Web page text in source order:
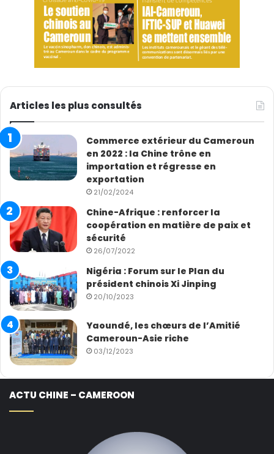
Articles les plus consultés
Commerce extérieur du Cameroun
en 2022 : la Chine trône en
importation et régresse en
exportation
21/02/2024
Chine-Afrique : renforcer la
coopération en matière de paix et
sécurité
26/07/2022
Nigéria : Forum sur le Plan du
président chinois Xi Jinping
20/10/2023
Yaoundé, les chœurs de l’Amitié
Cameroun-Asie riche
03/12/2023
ACTU CHINE – CAMEROON